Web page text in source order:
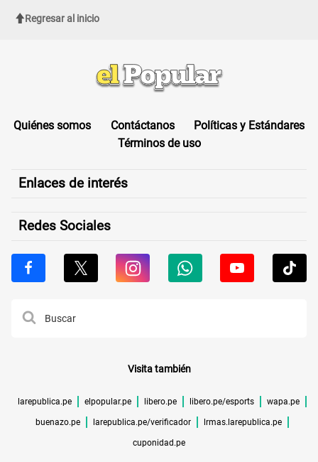
Regresar al inicio
Quiénes somos Contáctanos
Políticas y Estándares
Términos de uso
Enlaces de interés
Redes Sociales
Visita también
larepublica.pe elpopular.pe libero.pe libero.pe/esports wapa.pe
buenazo.pe larepublica.pe/verificador lrmas.larepublica.pe
cuponidad.pe